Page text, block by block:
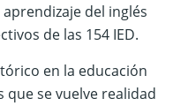
del inglés
de las 154 IED.
en la educación
que se vuelve realidad